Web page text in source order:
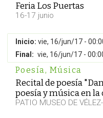
Feria Los Puertas
16-17 junio
Inicio: vie, 16/jun/17 -
Final: vie, 16/jun/17 -
Poesía, Música
Recital de poesía
poesía y música en la
PATIO MUSEO DE